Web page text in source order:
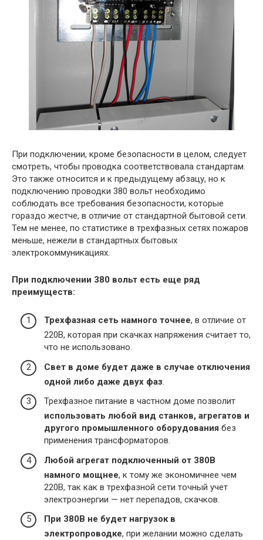
При подключении, кроме безопасности в целом, следует
смотреть, чтобы проводка соответствовала стандартам.
Это также относится и к предыдущему абзацу, но к
подключению проводки 380 вольт необходимо
соблюдать все требования безопасности, которые
гораздо жестче, в отличие от стандартной бытовой сети.
Тем не менее, по статистике в трехфазных сетях пожаров
меньше, нежели в стандартных бытовых
электрокоммуникациях.
При подключении 380 вольт есть еще ряд
преимуществ:
Трехфазная сеть намного точнее, в отличие от
220В, которая при скачках напряжения считает то,
что не использовано.
Свет в доме будет даже в случае отключения
одной либо даже двух фаз.
Трехфазное питание в частном доме позволит
использовать любой вид станков, агрегатов и
другого промышленного оборудования без
применения трансформаторов.
Любой агрегат подключенный от 380В
намного мощнее, к тому же экономичнее чем
220В, так как в трехфазной сети точный учет
электроэнергии — нет перепадов, скачков.
При 380В не будет нагрузок в
электропроводке, при желании можно сделать